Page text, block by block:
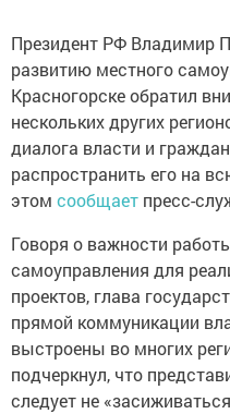
Президент РФ Владимир
развитию местного
Красногорске обратил
нескольких других
диалога власти и
распространить его на
этом сообщает пресс-
Говоря о важности
самоуправления для
проектов, глава
прямой коммуникации
выстроены во многих
подчеркнул, что
следует не